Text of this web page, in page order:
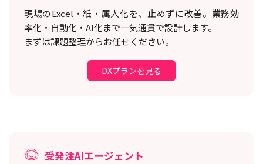
現場のExcel・紙・属人化を、止めずに改善。 業務効
率化・自動化・AI化まで一気通貫で設計します。
まずは課題整理からお任せください。
DXプランを見る
受発注AIエージェント